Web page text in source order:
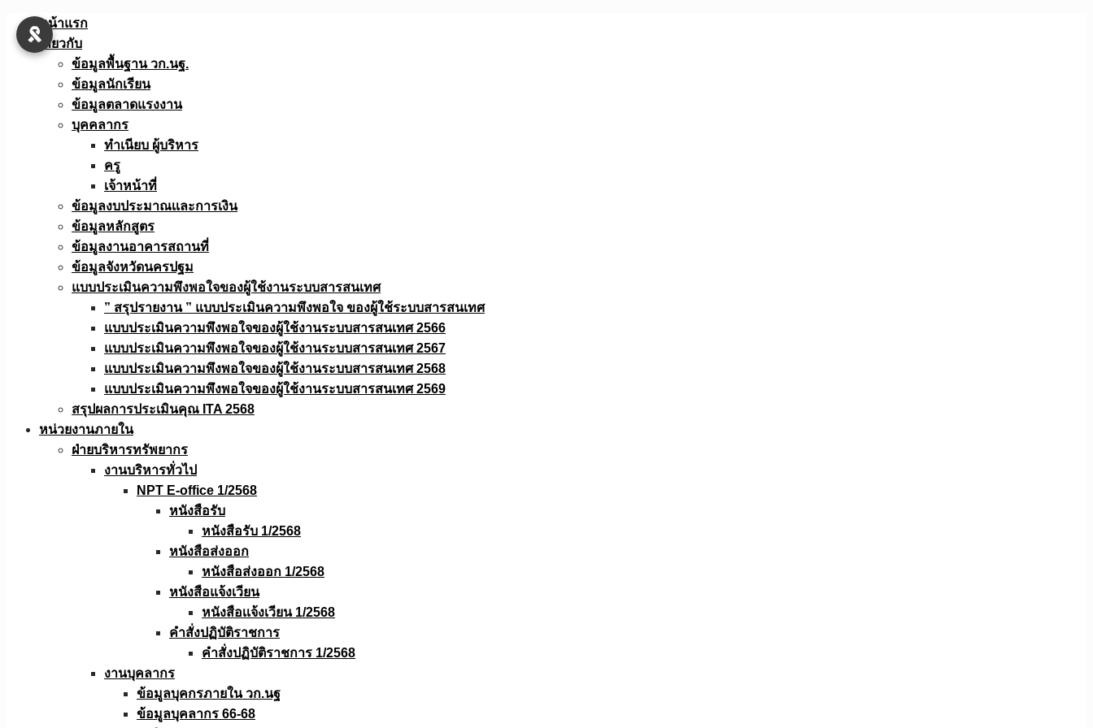
Skip
หน้าแรก
เกี่ยวกับ
ข้อมูลพื้นฐาน วก.นฐ.
ข้อมูลนักเรียน
ข้อมูลตลาดแรงงาน
บุคคลากร
ทำเนียบ ผู้บริหาร
ครู
เจ้าหน้าที่
ข้อมูลงบประมาณเเละการเงิน
ข้อมูลหลักสูตร
ข้อมูลงานอาคารสถานที่
ข้อมูลจังหวัดนครปฐม
แบบประเมินความพึงพอใจของผู้ใช้งานระบบสารสนเทศ
” สรุปรายงาน ” แบบประเมินความพึงพอใจ ของผู้ใช้ระบบสารสนเทศ
แบบประเมินความพึงพอใจของผู้ใช้งานระบบสารสนเทศ 2566
แบบประเมินความพึงพอใจของผู้ใช้งานระบบสารสนเทศ 2567
แบบประเมินความพึงพอใจของผู้ใช้งานระบบสารสนเทศ 2568
แบบประเมินความพึงพอใจของผู้ใช้งานระบบสารสนเทศ 2569
สรุปผลการประเมินคุณ ITA 2568
หน่วยงานภายใน
ฝ่ายบริหารทรัพยากร
งานบริหารทั่วไป
NPT E-office 1/2568
หนังสือรับ
หนังสือรับ 1/2568
หนังสือส่งออก
หนังสือส่งออก 1/2568
หนังสือแจ้งเวียน
หนังสือเเจ้งเวียน 1/2568
คำสั่งปฏิบัติราชการ
คำสั่งปฏิบัติราชการ 1/2568
งานบุคลากร
ข้อมูลบุคกรภายใน วก.นฐ
ข้อมูลบุคลากร 66-68